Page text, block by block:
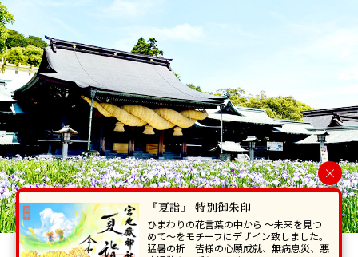
当ホームページで掲載の写真・イラスト等を無断で転写･複製することを
×
『夏詣』 特別御朱印
ひまわりの花言葉の中から 〜未来を見つ
めて〜をモチーフにデザイン致しました。
猛暑の折 皆様の心願成就、無病息災、悪